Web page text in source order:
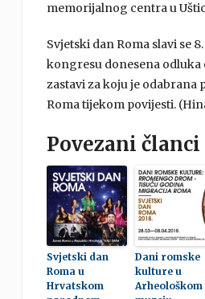
memorijalnog centra u
Svjetski dan Roma slavi se
kongresu donesena odluka
zastavi za koju je
Roma tijekom povijesti.
Povezani članci
Svjetski dan
Roma u
Hrvatskom
Dani romske
kulture u
Arheološkom